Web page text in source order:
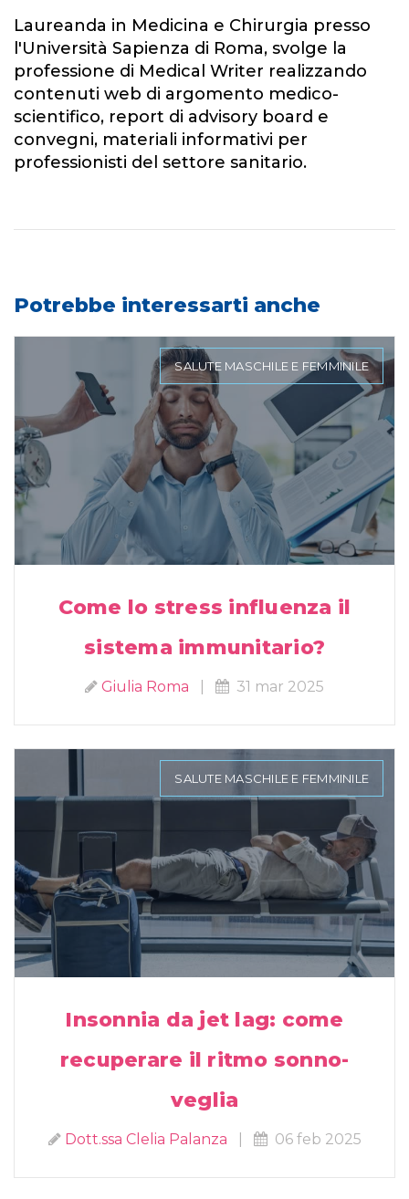
Laureanda in Medicina e Chirurgia presso
l'Università Sapienza di Roma, svolge la
professione di Medical Writer realizzando
contenuti web di argomento medico-
scientifico, report di advisory board e
convegni, materiali informativi per
professionisti del settore sanitario.
Potrebbe interessarti anche
SALUTE MASCHILE E FEMMINILE
Come lo stress influenza il
sistema immunitario?
Giulia Roma 31 mar 2025
SALUTE MASCHILE E FEMMINILE
Insonnia da jet lag: come
recuperare il ritmo sonno-
veglia
Dott.ssa Clelia Palanza 06 feb 2025